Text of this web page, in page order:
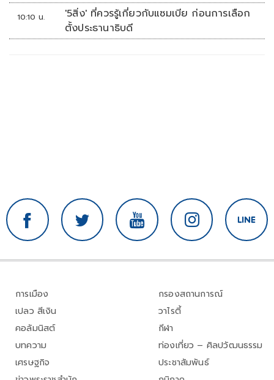
10:10 น.
'5สิ่ง' ที่ควรรู้เกี่ยวกับแซมเบีย ก่อนการเลือก
ตั้งประธานาธิบดี
การเมือง
เปลว สีเงิน
คอลัมนิสต์
บทความ
เศรษฐกิจ
กรองสถานการณ์
วาไรตี้
กีฬา
ท่องเที่ยว – ศิลปวัฒนธรรม
ประชาสัมพันธ์